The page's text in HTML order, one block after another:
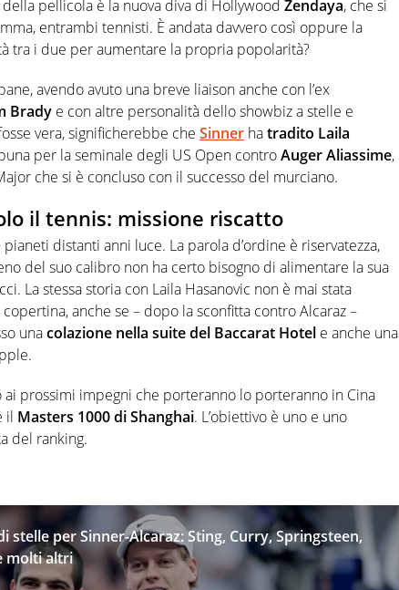
della pellicola è la nuova diva di Hollywood Zendaya, che si
entrambi tennisti. È andata davvero così oppure la
tra i due per aumentare la propria popolarità?
avendo avuto una breve liaison anche con l’ex
Brady e con altre personalità dello showbiz a stelle e
vera, significherebbe che Sinner hatradito Laila
per la seminale degli US Open controAuger Aliassime,
che si è concluso con il successo del murciano.
il tennis: missione riscatto
distanti anni luce. La parola d’ordine è riservatezza,
del suo calibro non ha certo bisogno di alimentare la sua
La stessa storia con Laila Hasanovic non è mai stata
anche se – dopo la sconfitta contro Alcaraz –
unacolazione nella suite del Baccarat Hotel e anche una
ai prossimi impegni che porteranno lo porteranno in Cina
il Masters 1000 di Shanghai. L’obiettivo è uno e uno
del ranking.
stelle per Sinner-Alcaraz: Sting, Curry, Springsteen,
molti altri